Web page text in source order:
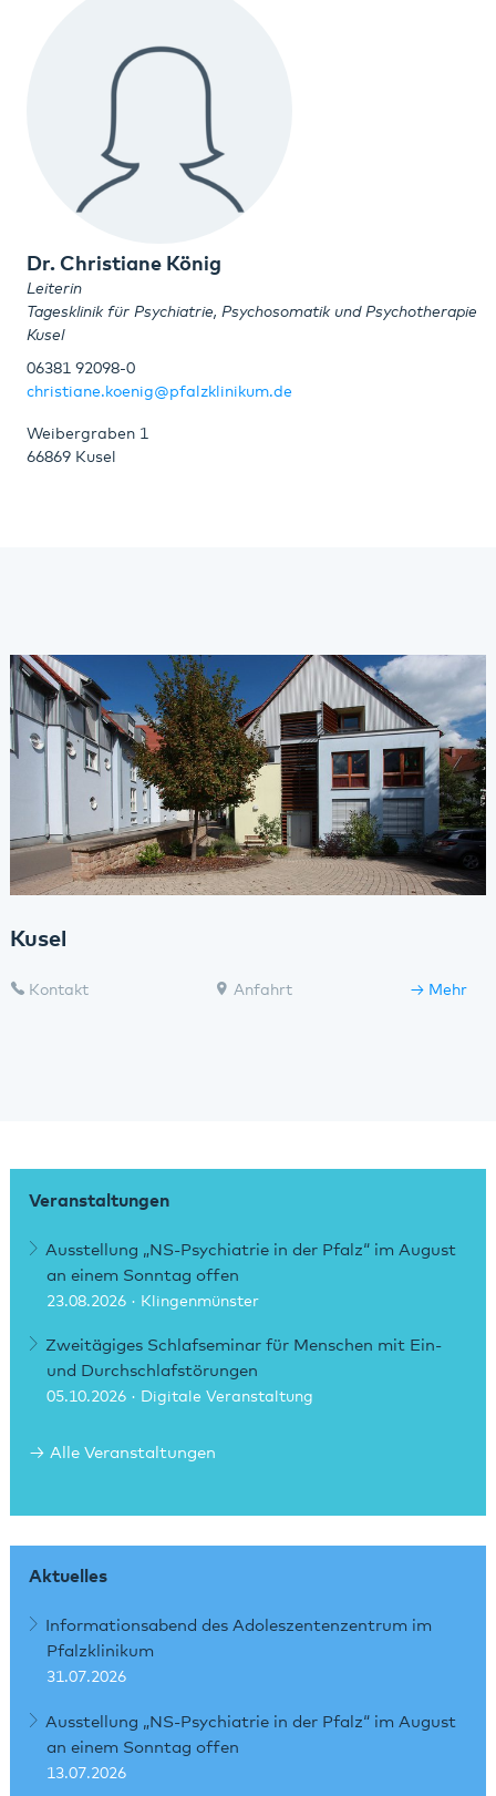
Dr. Christiane König
Leiterin
Tagesklinik für Psychiatrie, Psychosomatik und Psychotherapie
Kusel
06381 92098-0
christiane.koenig@pfalzklinikum.de
Weibergraben 1
66869 Kusel
Kusel
Kontakt Anfahrt Mehr
Veranstaltungen
Ausstellung „NS-Psychiatrie in der Pfalz“ im August
an einem Sonntag offen
23.08.2026 · Klingenmünster
Zweitägiges Schlafseminar für Menschen mit Ein-
und Durchschlafstörungen
05.10.2026 · Digitale Veranstaltung
Alle Veranstaltungen
Aktuelles
Informationsabend des Adoleszentenzentrum im
Pfalzklinikum
31.07.2026
Ausstellung „NS-Psychiatrie in der Pfalz“ im August
an einem Sonntag offen
13.07.2026